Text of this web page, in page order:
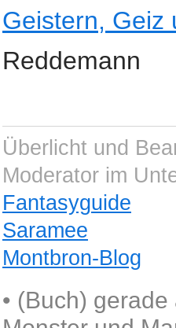
Geistern, Geiz
Reddemann
Überlicht und
Moderator im
Fantasyguide
Saramee
Montbron-Blog
• (Buch) gerade